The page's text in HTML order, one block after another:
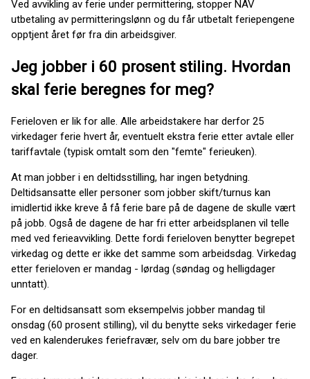
Ved avvikling av ferie under permittering, stopper NAV
utbetaling av permitteringslønn og du får utbetalt feriepengene
opptjent året før fra din arbeidsgiver.
Jeg jobber i 60 prosent stiling. Hvordan
skal ferie beregnes for meg?
Ferieloven er lik for alle. Alle arbeidstakere har derfor 25
virkedager ferie hvert år, eventuelt ekstra ferie etter avtale eller
tariffavtale (typisk omtalt som den "femte" ferieuken).
At man jobber i en deltidsstilling, har ingen betydning.
Deltidsansatte eller personer som jobber skift/turnus kan
imidlertid ikke kreve å få ferie bare på de dagene de skulle vært
på jobb. Også de dagene de har fri etter arbeidsplanen vil telle
med ved ferieavvikling. Dette fordi ferieloven benytter begrepet
virkedag og dette er ikke det samme som arbeidsdag. Virkedag
etter ferieloven er mandag - lørdag (søndag og helligdager
unntatt).
For en deltidsansatt som eksempelvis jobber mandag til
onsdag (60 prosent stilling), vil du benytte seks virkedager ferie
ved en kalenderukes feriefravær, selv om du bare jobber tre
dager.